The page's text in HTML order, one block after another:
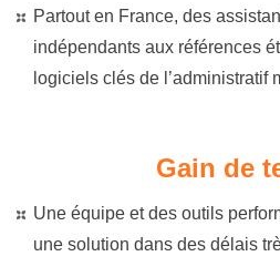
Partout en France, des
indépendants aux références
logiciels clés de l’administratif
Gain de
Une équipe et des outils
une solution dans des délais